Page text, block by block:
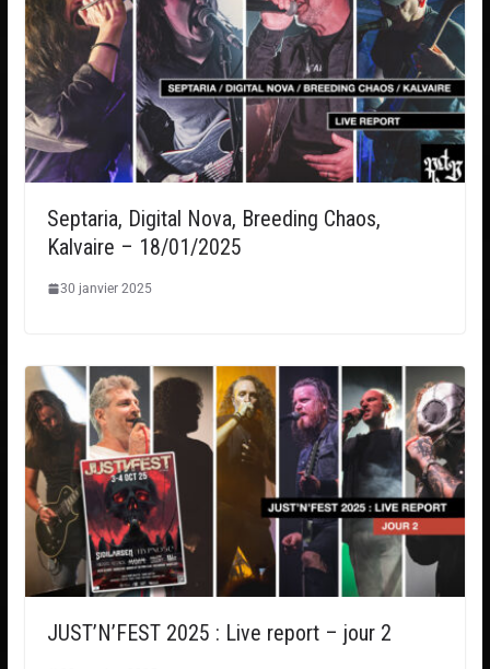
Septaria, Digital Nova, Breeding Chaos,
Kalvaire – 18/01/2025
30 janvier 2025
JUST’N’FEST 2025 : Live report – jour 2